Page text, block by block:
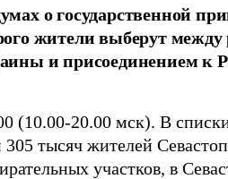
о государственной
жители выберут
и присоединением к
(10.00-20.00 мск). В
тысяч жителей
участков, в